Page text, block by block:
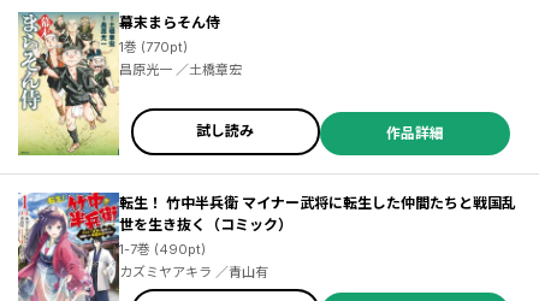
幕末まらそん侍
1巻 (770pt)
昌原光一 ／土橋章宏
試し読み 作品詳細
転生！ 竹中半兵衛 マイナー武将に転生した仲間たちと戦国乱
世を生き抜く（コミック）
1-7巻 (490pt)
カズミヤアキラ ／青山有